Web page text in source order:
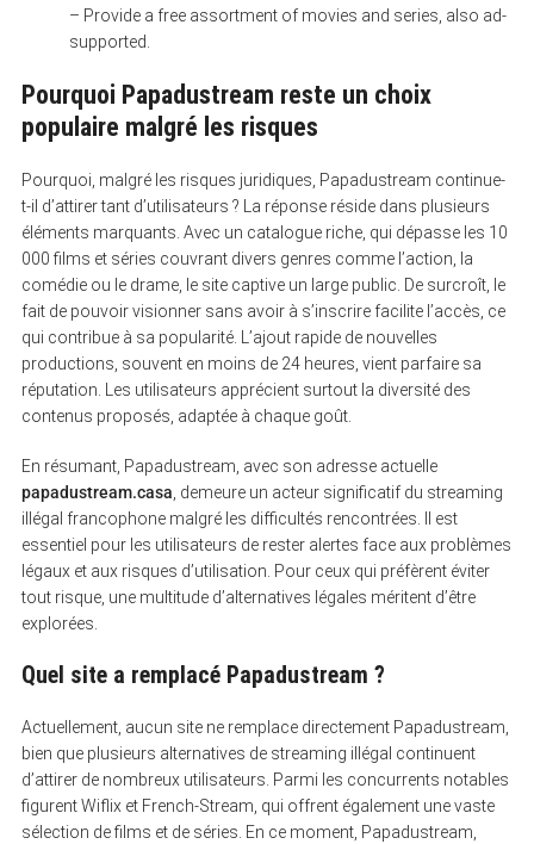
– Provide a free assortment of movies and series, also ad-
supported.
Pourquoi Papadustream reste un choix
populaire malgré les risques
Pourquoi, malgré les risques juridiques, Papadustream continue-
t-il d’attirer tant d’utilisateurs ? La réponse réside dans plusieurs
éléments marquants. Avec un catalogue riche, qui dépasse les 10
000 films et séries couvrant divers genres comme l’action, la
comédie ou le drame, le site captive un large public. De surcroît, le
fait de pouvoir visionner sans avoir à s’inscrire facilite l’accès, ce
qui contribue à sa popularité. L’ajout rapide de nouvelles
productions, souvent en moins de 24 heures, vient parfaire sa
réputation. Les utilisateurs apprécient surtout la diversité des
contenus proposés, adaptée à chaque goût.
En résumant, Papadustream, avec son adresse actuelle
papadustream.casa , demeure un acteur significatif du streaming
illégal francophone malgré les difficultés rencontrées. Il est
essentiel pour les utilisateurs de rester alertes face aux problèmes
légaux et aux risques d’utilisation. Pour ceux qui préfèrent éviter
tout risque, une multitude d’alternatives légales méritent d’être
explorées.
Quel site a remplacé Papadustream ?
Actuellement, aucun site ne remplace directement Papadustream,
bien que plusieurs alternatives de streaming illégal continuent
d’attirer de nombreux utilisateurs. Parmi les concurrents notables
figurent Wiflix et French-Stream, qui offrent également une vaste
sélection de films et de séries. En ce moment, Papadustream,